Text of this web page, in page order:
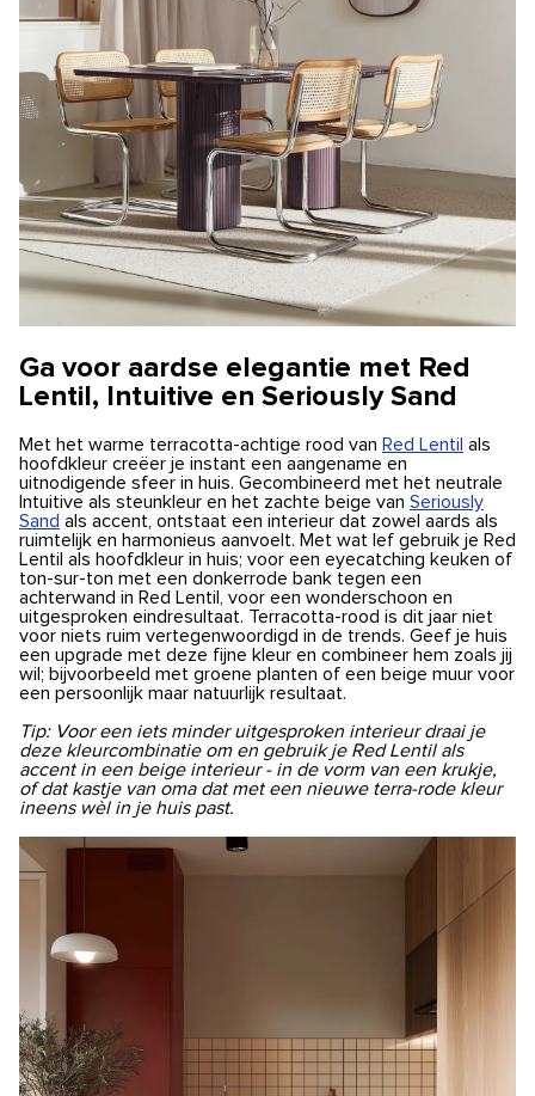
Ga voor aardse elegantie met Red
Lentil, Intuitive en Seriously Sand
Met het warme terracotta-achtige rood van Red Lentil als
hoofdkleur creëer je instant een aangename en
uitnodigende sfeer in huis. Gecombineerd met het neutrale
Intuitive als steunkleur en het zachte beige van Seriously
Sand als accent, ontstaat een interieur dat zowel aards als
ruimtelijk en harmonieus aanvoelt. Met wat lef gebruik je Red
Lentil als hoofdkleur in huis; voor een eyecatching keuken of
ton-sur-ton met een donkerrode bank tegen een
achterwand in Red Lentil, voor een wonderschoon en
uitgesproken eindresultaat. Terracotta-rood is dit jaar niet
voor niets ruim vertegenwoordigd in de trends. Geef je huis
een upgrade met deze fijne kleur en combineer hem zoals jij
wil; bijvoorbeeld met groene planten of een beige muur voor
een persoonlijk maar natuurlijk resultaat.
Tip: Voor een iets minder uitgesproken interieur draai je
deze kleurcombinatie om en gebruik je Red Lentil als
accent in een beige interieur - in de vorm van een krukje,
of dat kastje van oma dat met een nieuwe terra-rode kleur
ineens wèl in je huis past.